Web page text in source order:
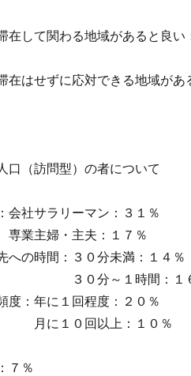
在して関わる地域があると良い
在はせずに応対できる地域があ
口（訪問型）の者について
会社サラリーマン：３１％
主婦・主夫：１７％
先への時間：３０分未満
分～１時間：１６
度：年に１回程度：２０％
１０回以上：１０％
７％